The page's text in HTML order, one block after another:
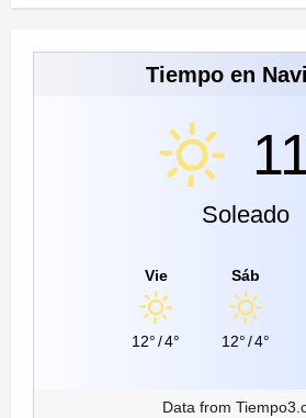
Tiempo en
Soleado
Vie
12°/4°
Sáb
12°/4°
Data from